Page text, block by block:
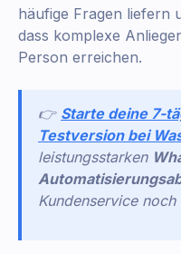
häufige Fragen liefern
dass komplexe
Person erreichen.
👉 Starte deine 7-
Testversion bei
leistungsstarken
Kundenservice noch